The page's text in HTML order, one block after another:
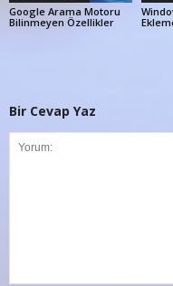
Google Arama Motoru
Bilinmeyen Özellikler
Bir Cevap Yaz